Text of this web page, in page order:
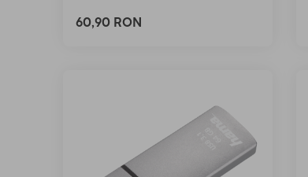
60,90 RON